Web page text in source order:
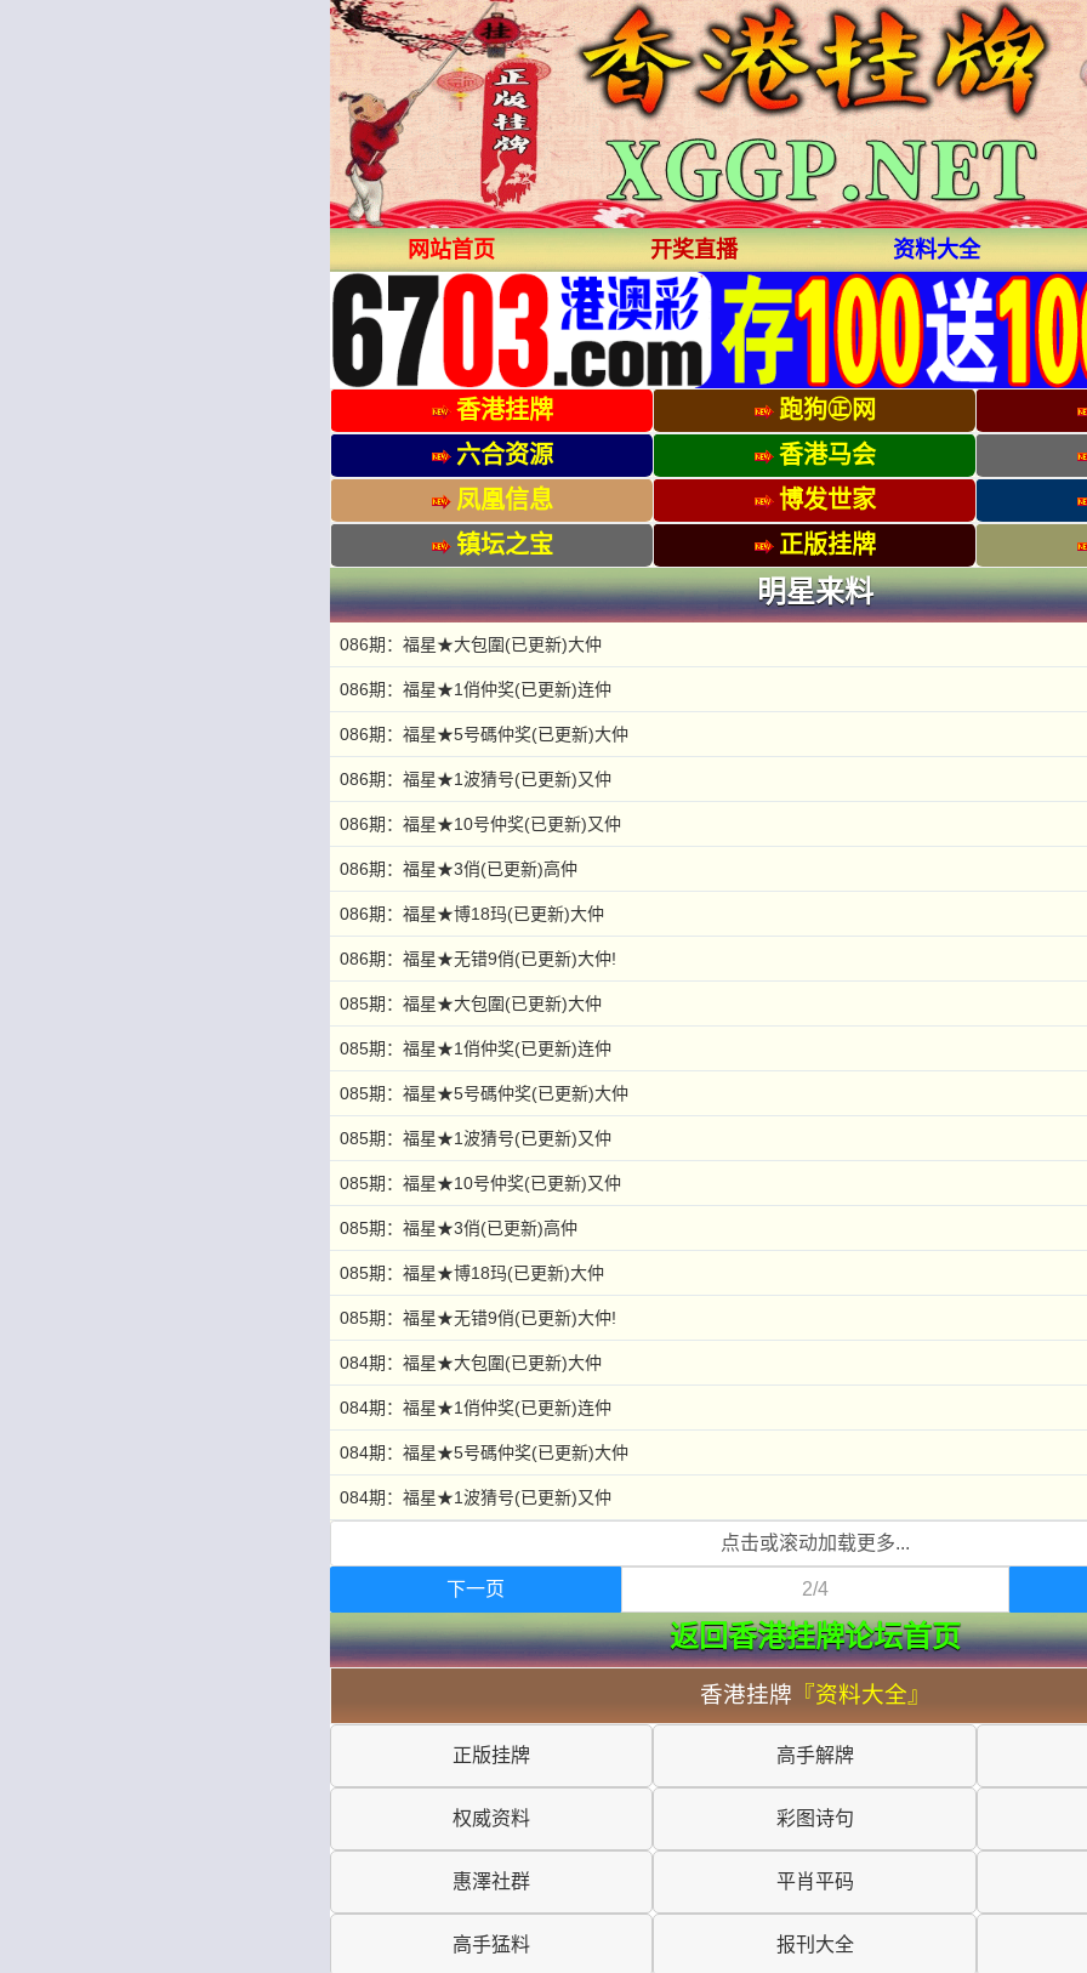
网站首页 开奖直播 资料大全
香港挂牌
跑狗㊣网
六合资源
香港马会
凤凰信息
博发世家
镇坛之宝
正版挂牌
明星来料
086期：福星★大包圍(已更新)大仲
086期：福星★1俏仲奖(已更新)连仲
086期：福星★5号碼仲奖(已更新)大仲
086期：福星★1波猜号(已更新)又仲
086期：福星★10号仲奖(已更新)又仲
086期：福星★3俏(已更新)高仲
086期：福星★博18玛(已更新)大仲
086期：福星★无错9俏(已更新)大仲!
085期：福星★大包圍(已更新)大仲
085期：福星★1俏仲奖(已更新)连仲
085期：福星★5号碼仲奖(已更新)大仲
085期：福星★1波猜号(已更新)又仲
085期：福星★10号仲奖(已更新)又仲
085期：福星★3俏(已更新)高仲
085期：福星★博18玛(已更新)大仲
085期：福星★无错9俏(已更新)大仲!
084期：福星★大包圍(已更新)大仲
084期：福星★1俏仲奖(已更新)连仲
084期：福星★5号碼仲奖(已更新)大仲
084期：福星★1波猜号(已更新)又仲
点击或滚动加载更多...
下一页 2/4
返回香港挂牌论坛首页
香港挂牌 『资料大全』
正版挂牌 高手解牌
权威资料 彩图诗句
惠澤社群 平肖平码
高手猛料 报刊大全